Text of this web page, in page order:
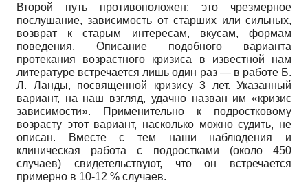
Второй путь противоположен: это чрезмерное
послушание, зависимость от старших или сильных,
возврат к старым интересам, вкусам, формам
поведения. Описание подобного варианта
протекания возрастного кризиса в известной нам
литературе встречается лишь один раз — в работе Б.
Л. Ланды, посвященной кризису 3 лет. Указанный
вариант, на наш взгляд, удачно назван им «кризис
зависимости». Применительно к подростковому
возрасту этот вариант, насколько можно судить, не
описан. Вместе с тем наши наблюдения и
клиническая работа с подростками (около 450
случаев) свидетельствуют, что он встречается
примерно в 10-12 % случаев.